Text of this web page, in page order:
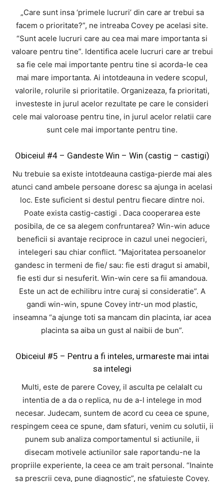
„Care sunt insa ‘primele lucruri’ din care ar trebui sa
facem o prioritate?”, ne intreaba Covey pe acelasi site.
“Sunt acele lucruri care au cea mai mare importanta si
valoare pentru tine”. Identifica acele lucruri care ar trebui
sa fie cele mai importante pentru tine si acorda-le cea
mai mare importanta. Ai intotdeauna in vedere scopul,
valorile, rolurile si prioritatile. Organizeaza, fa prioritati,
investeste in jurul acelor rezultate pe care le consideri
cele mai valoroase pentru tine, in jurul acelor relatii care
sunt cele mai importante pentru tine.
Obiceiul #4 – Gandeste Win – Win (castig – castigi)
Nu trebuie sa existe intotdeauna castiga-pierde mai ales
atunci cand ambele persoane doresc sa ajunga in acelasi
loc. Este suficient si destul pentru fiecare dintre noi.
Poate exista castig-castigi . Daca cooperarea este
posibila, de ce sa alegem confruntarea? Win-win aduce
beneficii si avantaje reciproce in cazul unei negocieri,
intelegeri sau chiar conflict. “Majoritatea persoanelor
gandesc in termeni de fie/ sau: fie esti dragut si amabil,
fie esti dur si nesuferit. Win-win cere sa fii amandoua.
Este un act de echilibru intre curaj si consideratie”. A
gandi win-win, spune Covey intr-un mod plastic,
inseamna “a ajunge toti sa mancam din placinta, iar acea
placinta sa aiba un gust al naibii de bun”.
Obiceiul #5 – Pentru a fi inteles, urmareste mai intai
sa intelegi
Multi, este de parere Covey, il asculta pe celalalt cu
intentia de a da o replica, nu de a-l intelege in mod
necesar. Judecam, suntem de acord cu ceea ce spune,
respingem ceea ce spune, dam sfaturi, venim cu solutii, ii
punem sub analiza comportamentul si actiunile, ii
disecam motivele actiunilor sale raportandu-ne la
propriile experiente, la ceea ce am trait personal. “Inainte
sa prescrii ceva, pune diagnostic”, ne sfatuieste Covey.